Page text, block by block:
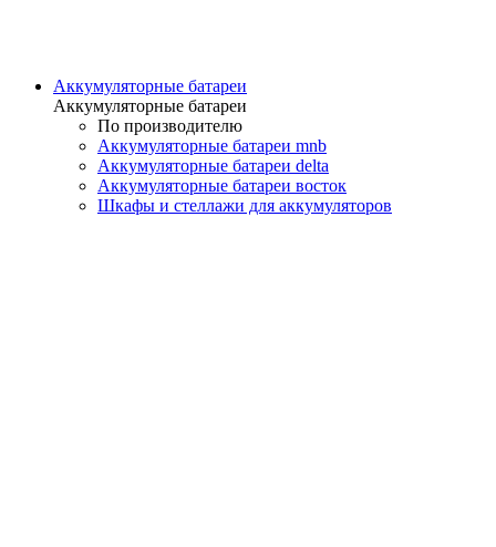
Аккумуляторные батареи
Аккумуляторные батареи
По производителю
Аккумуляторные батареи mnb
Аккумуляторные батареи delta
Аккумуляторные батареи восток
Шкафы и стеллажи для аккумуляторов